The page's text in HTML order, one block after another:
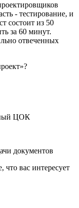
- тестирование, и
состоит из 50
за 60 минут.
отвеченных
ЦОК
документов
что вас интересует